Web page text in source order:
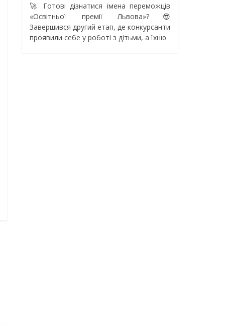
🚀 Готові дізнатися імена переможців
«Освітньої премії Львова»?😎
Завершився другий етап, де конкурсанти
проявили себе у роботі з дітьми, а їхню